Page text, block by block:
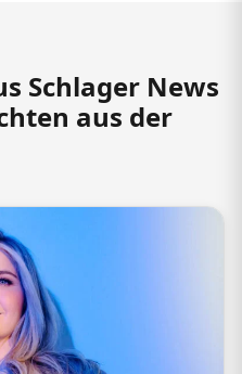
Schlager News
aus der